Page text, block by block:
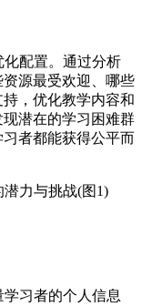
配置。通过分析
源最受欢迎、哪些
，优化教学内容和
潜在的学习困难群
者都能获得公平而
习者的个人信息